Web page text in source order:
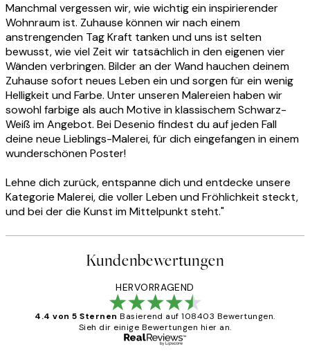
Manchmal vergessen wir, wie wichtig ein inspirierender
Wohnraum ist. Zuhause können wir nach einem
anstrengenden Tag Kraft tanken und uns ist selten
bewusst, wie viel Zeit wir tatsächlich in den eigenen vier
Wänden verbringen. Bilder an der Wand hauchen deinem
Zuhause sofort neues Leben ein und sorgen für ein wenig
Helligkeit und Farbe. Unter unseren Malereien haben wir
sowohl farbige als auch Motive in klassischem Schwarz-
Weiß im Angebot. Bei Desenio findest du auf jeden Fall
deine neue Lieblings-Malerei, für dich eingefangen in einem
wunderschönen Poster!
Lehne dich zurück, entspanne dich und entdecke unsere
Kategorie Malerei, die voller Leben und Fröhlichkeit steckt,
und bei der die Kunst im Mittelpunkt steht."
Kundenbewertungen
HERVORRAGEND
4.4 von 5 Sternen Basierend auf 108403 Bewertungen.
Sieh dir einige Bewertungen hier an.